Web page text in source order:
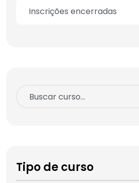
Inscrições encerradas
Tipo de curso